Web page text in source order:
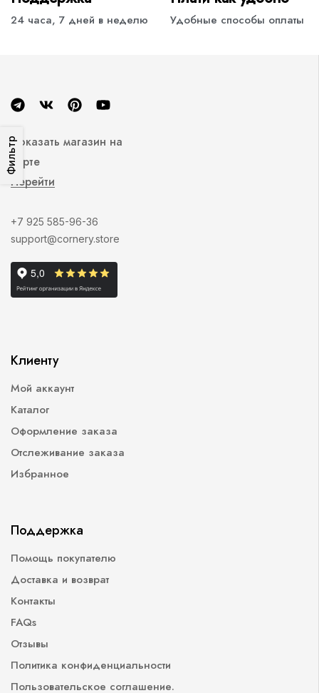
Фильтр
24 часа, 7 дней в неделю Удобные способы оплаты
Показать магазин на
карте
Перейти
+7 925 585-96-36
support@cornery.store
Клиенту
Мой аккаунт
Каталог
Оформление заказа
Отслеживание заказа
Избранное
Поддержка
Помощь покупателю
Доставка и возврат
Контакты
FAQs
Отзывы
Политика конфиденциальности
Пользовательское соглашение.